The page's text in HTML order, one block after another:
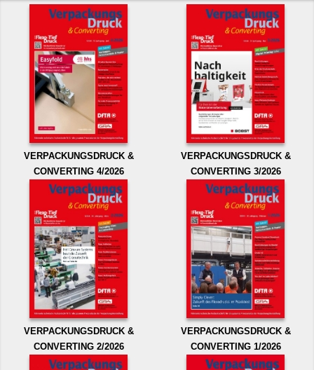
VERPACKUNGSDRUCK &
CONVERTING 4/2026
VERPACKUNGSDRUCK &
CONVERTING 3/2026
VERPACKUNGSDRUCK &
CONVERTING 2/2026
VERPACKUNGSDRUCK &
CONVERTING 1/2026